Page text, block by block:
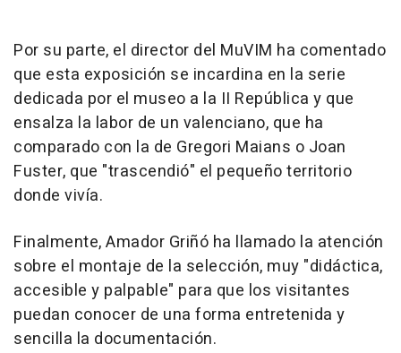
Por su parte, el director del MuVIM ha comentado
que esta exposición se incardina en la serie
dedicada por el museo a la II República y que
ensalza la labor de un valenciano, que ha
comparado con la de Gregori Maians o Joan
Fuster, que "trascendió" el pequeño territorio
donde vivía.
Finalmente, Amador Griñó ha llamado la atención
sobre el montaje de la selección, muy "didáctica,
accesible y palpable" para que los visitantes
puedan conocer de una forma entretenida y
sencilla la documentación.